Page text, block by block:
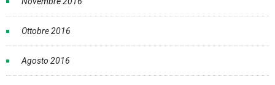
Ottobre 2016
Agosto 2016